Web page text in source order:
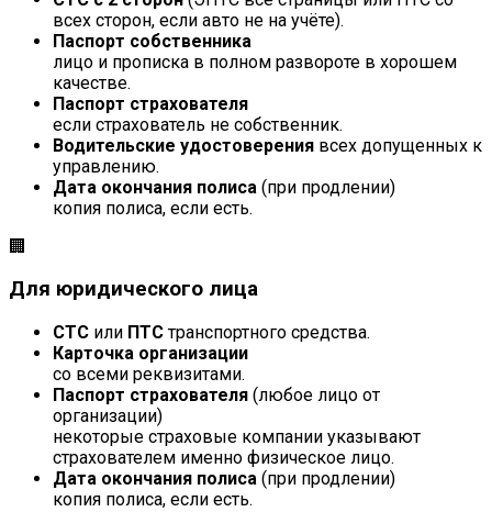
всех сторон, если авто не на учёте).
Паспорт собственника
лицо и прописка в полном развороте в хорошем
качестве.
Паспорт страхователя
если страхователь не собственник.
Водительские удостоверения всех допущенных к
управлению.
Дата окончания полиса (при продлении)
копия полиса, если есть.
🏢
Для юридического лица
СТС или ПТСтранспортного средства.
Карточка организации
со всеми реквизитами.
Паспорт страхователя (любое лицо от
организации)
некоторые страховые компании указывают
страхователем именно физическое лицо.
Дата окончания полиса (при продлении)
копия полиса, если есть.